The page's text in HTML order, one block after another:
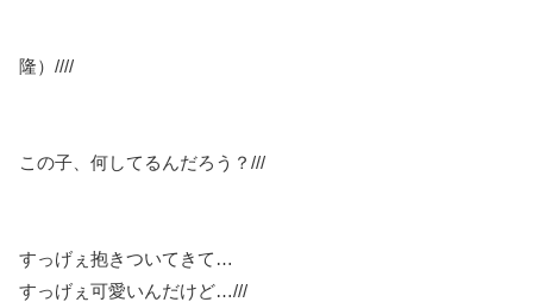
隆）////
この子、何してるんだろう？///
すっげぇ抱きついてきて…
すっげぇ可愛いんだけど…///